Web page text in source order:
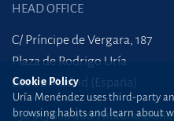
HEAD OFFICE
C/ Príncipe de Vergara, 187
Plaza de Rodrigo Uría
28002 Madrid (España)
+34 915 860 400
Cookie Policy
Uría Menéndez uses third-party
browsing habits and learn about